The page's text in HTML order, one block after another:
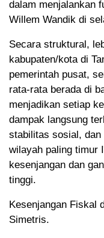
dalam menjalankan
Willem Wandik di
Secara struktural,
kabupaten/kota di
pemerintah pusat,
rata-rata berada di
menjadikan setiap
dampak langsung
stabilitas sosial,
wilayah paling timur
kesenjangan dan
tinggi.
Kesenjangan Fiskal
Simetris.